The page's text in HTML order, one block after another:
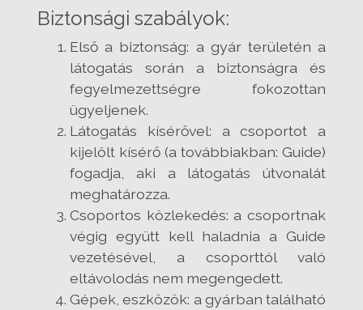
Biztonsági szabályok:
Első a biztonság: a gyár területén a
látogatás során a biztonságra és
fegyelmezettségre fokozottan
ügyeljenek.
Látogatás kísérővel: a csoportot a
kijelölt kísérő (a továbbiakban: Guide)
fogadja, aki a látogatás útvonalát
meghatározza.
Csoportos közlekedés: a csoportnak
végig együtt kell haladnia a Guide
vezetésével, a csoporttól való
eltávolodás nem megengedett.
Gépek, eszközök: a gyárban található